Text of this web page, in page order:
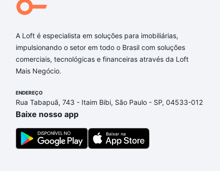
Qual o preço de Imóveis à venda em fonte da
saudade - Lagoa, Rio de Janeiro, RJ?
Aqui na Loft temos a oferta ideal para você, com
Imóveis à venda em fonte da saudade - Lagoa, Rio
de Janeiro, RJ que custam a partir de R$ 0 e com
nossas opções de financiamento imobiliário as
ainda tem alguma dúvida dos custos envolvidos no
processo de compra, veja em nosso portal quanto
custa comprar um apartamento
gente para comprar o imóvel dos seus sonhos com
segurança e conforto. Loft, com você até as
A Loft é especialista em soluções para imobiliárias,
impulsionando o setor em todo o Brasil com soluções
comerciais, tecnológicas e financeiras através da Loft
Mais Negócio.
ENDEREÇO
Rua Tabapuã, 743 - Itaim Bibi, São Paulo - SP, 04533-012
Baixe nosso app